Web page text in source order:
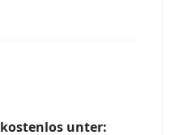
kostenlos unter: